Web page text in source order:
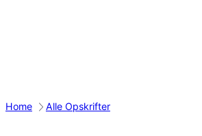
Home Alle Opskrifter